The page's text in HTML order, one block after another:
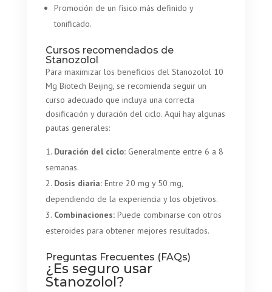
Promoción de un físico más definido y
tonificado.
Cursos recomendados de
Stanozolol
Para maximizar los beneficios del Stanozolol 10
Mg Biotech Beijing, se recomienda seguir un
curso adecuado que incluya una correcta
dosificación y duración del ciclo. Aquí hay algunas
pautas generales:
Duración del ciclo:Generalmente entre 6 a 8
semanas.
Dosis diaria:Entre 20 mg y 50 mg,
dependiendo de la experiencia y los objetivos.
Combinaciones:Puede combinarse con otros
esteroides para obtener mejores resultados.
Preguntas Frecuentes (FAQs)
¿Es seguro usar
Stanozolol?